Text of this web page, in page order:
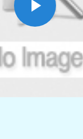
Play
Video